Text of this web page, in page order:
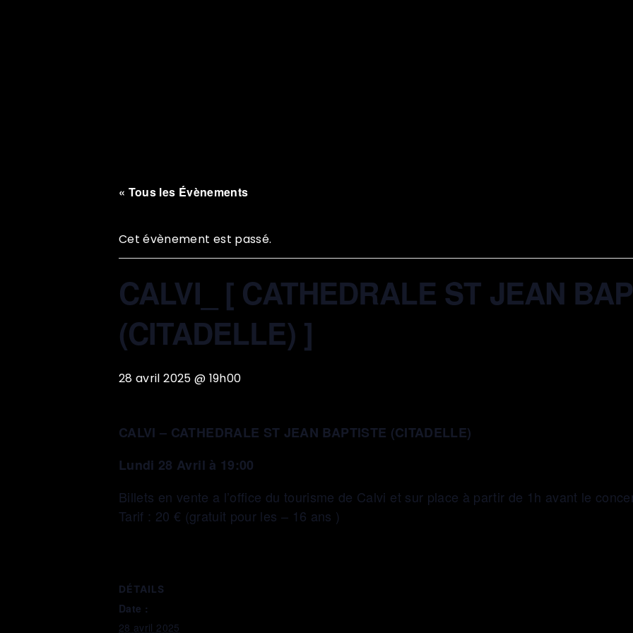
« Tous les Évènements
Cet évènement est passé.
CALVI_ [ CATHEDRALE ST JEAN
(CITADELLE) ]
28 avril 2025 @ 19h00
CALVI – CATHEDRALE ST JEAN BAPTISTE (CITADELLE)
Lundi 28 Avril à 19:00
Billets en vente a l’office du tourisme de Calvi et sur place à partir de 1h avant le
Tarif : 20 € (gratuit pour les – 16 ans )
DÉTAILS
Date :
28 avril 2025